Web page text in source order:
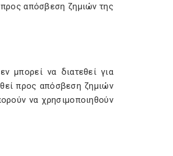
απόσβεση ζημιών της
μπορεί να διατεθεί για
προς απόσβεση ζημιών
να χρησιμοποιηθούν